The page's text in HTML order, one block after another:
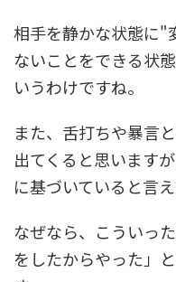
相手を静かな状態に"
ないことをできる状
いうわけですね。
また、舌打ちや暴言
出てくると思います
に基づいていると言え
なぜなら、こういっ
をしたからやった」